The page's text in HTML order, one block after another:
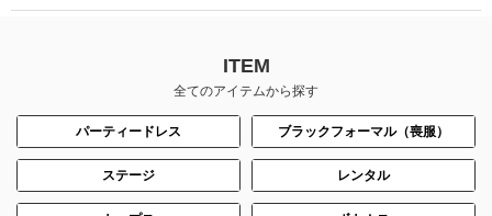
ITEM
全てのアイテムから探す
パーティードレス ブラックフォーマル（喪服）
ステージ レンタル